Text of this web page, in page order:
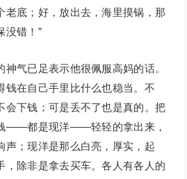
老底；好，放出去，海里摸锅，那
没错！”
气已足表示他很佩服高妈的话。
钱在自己手里比什么也稳当。不
会下钱；可是丢不了也是真的。把
——都是现洋——轻轻的拿出来，
声；现洋是那么白亮，厚实，起
，除非是拿去买车。各人有各人的